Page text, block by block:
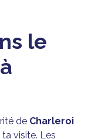
le
de Charleroi
visite. Les